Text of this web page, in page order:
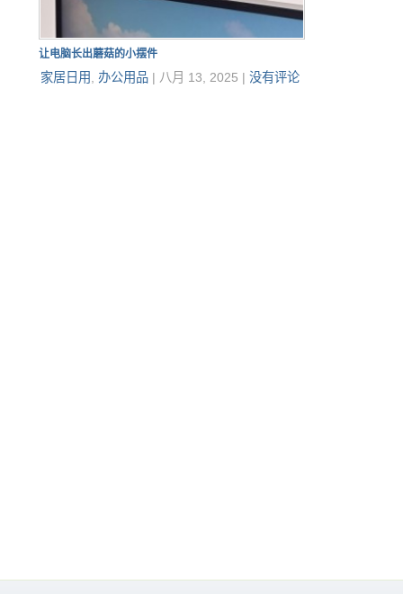
让电脑长出蘑菇的小摆件
家居日用, 办公用品| 八月 13, 2025 | 没有评论